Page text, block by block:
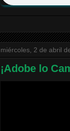
miércoles, 2 de abril
¡Adobe lo